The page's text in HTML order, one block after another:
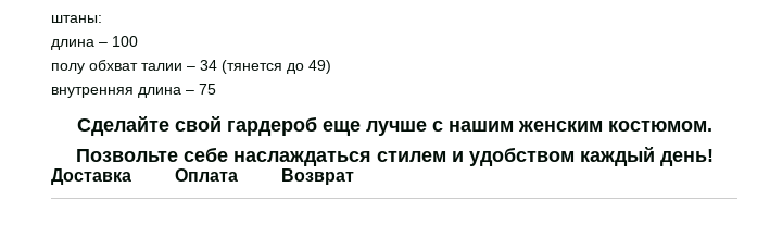
штаны:
длина – 100
полу обхват талии – 34 (тянется до 49)
внутренняя длина – 75
Сделайте свой гардероб еще лучше с нашим женским костюмом.
Позвольте себе наслаждаться стилем и удобством каждый день!
Доставка Оплата Возврат